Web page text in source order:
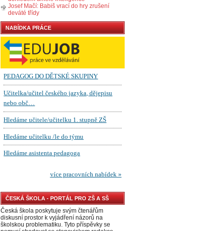
Josef Mačí: Babiš vrací do hry zrušení
deváté třídy
NABÍDKA PRÁCE
ČESKÁ ŠKOLA - PORTÁL PRO ZŠ A SŠ
Česká škola poskytuje svým čtenářům
diskusní prostor k vyjádření názorů na
školskou problematiku. Tyto příspěvky se